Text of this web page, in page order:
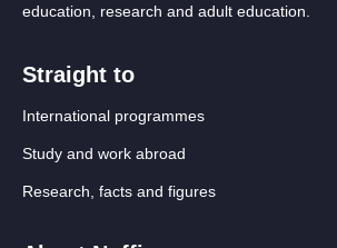
education, research and adult education.
Straight to
International programmes
Study and work abroad
Research, facts and figures